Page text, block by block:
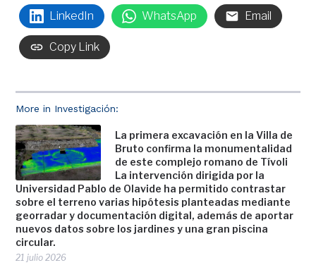
More in Investigación:
La primera excavación en la Villa de
Bruto confirma la monumentalidad
de este complejo romano de Tívoli
La intervención dirigida por la
Universidad Pablo de Olavide ha permitido contrastar
sobre el terreno varias hipótesis planteadas mediante
georradar y documentación digital, además de aportar
nuevos datos sobre los jardines y una gran piscina
circular.
21 julio 2026
LinkedIn WhatsApp Email
Copy Link